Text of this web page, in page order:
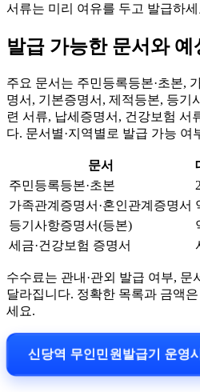
서류는 미리 여유를 두고 발급하세
발급 가능한 문서와 예
주요 문서는 주민등록등본·초본,
명서, 기본증명서, 제적등본, 등기
련 서류, 납세증명서, 건강보험 서
다. 문서별·지역별로 발급 가능 여
문서
주민등록등본·초본
가족관계증명서·혼인관계증명서
등기사항증명서(등본)
세금·건강보험 증명서
수수료는 관내·관외 발급 여부,
달라집니다. 정확한 목록과 금액
세요.
신당역 무인민원발급기 운영